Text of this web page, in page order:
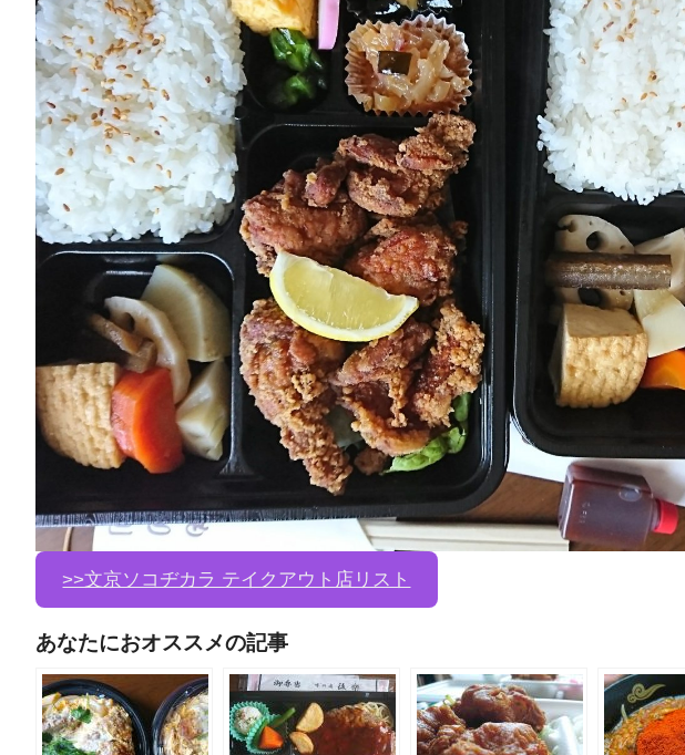
>>文京ソコヂカラ テイクアウト店リスト
あなたにおオススメの記事